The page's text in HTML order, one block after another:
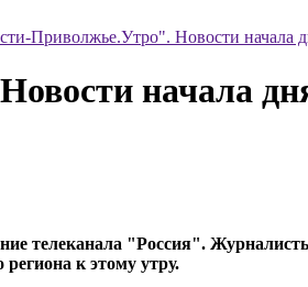
Приволжье.Утро". Новости начала
начала
телеканала "Россия".
к этому утру.